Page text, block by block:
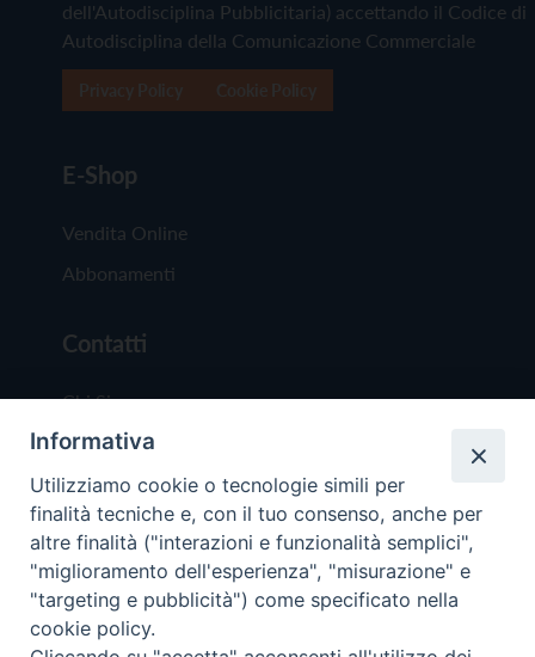
dell'Autodisciplina Pubblicitaria) accettando il Codice di
Autodisciplina della Comunicazione Commerciale
E-Shop
Vendita Online
Abbonamenti
Contatti
Chi Siamo
Redazione
Scrivici
Copyright © 2019 - Tutti i diritti riservati - Vita
Informativa
Utilizziamo cookie o tecnologie simili per
finalità tecniche e, con il tuo consenso, anche per
altre finalità ("interazioni e funzionalità semplici",
"miglioramento dell'esperienza", "misurazione" e
"targeting e pubblicità") come specificato nella
cookie policy.